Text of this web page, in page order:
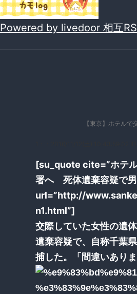
Powered by livedoor 相互
【東京】ホテル
[su_quote cite=”ホテ
署へ 死体遺棄容疑で男
url=”http://
n1.html”]
交際していた女性の遺
遺棄容疑で、自称千葉
捕した。「間違いあり